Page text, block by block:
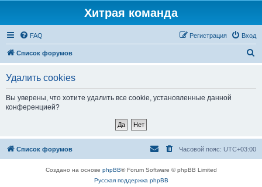
Хитрая команда
FAQ Вход
Регистрация
Список форумов
Удалить cookies
Вы уверены, что хотите удалить все cookie, установленные данной
конференцией?
Список форумов Часовой пояс: UTC+03:00
Создано на основе phpBB® Forum Software © phpBB Limited
Русская поддержка phpBB